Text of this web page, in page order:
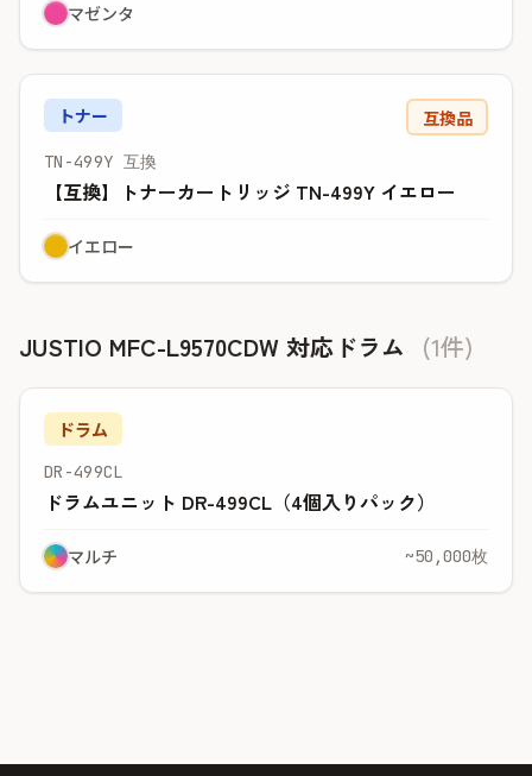
マゼンタ
トナー 互換品
TN-499Y 互換
【互換】トナーカートリッジ TN-499Y イエロー
イエロー
JUSTIO MFC-L9570CDW 対応ドラム (1件)
ドラム
DR-499CL
ドラムユニット DR-499CL（4個入りパック）
マルチ ~50,000枚